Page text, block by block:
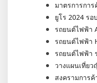
มาตรการการ
ยูโร 2024 รอ
รถยนต์ไฟฟ้า
รถยนต์ไฟฟ้า
รถยนต์ไฟฟ้า
วางแผนเที่ย
สงครามการค้